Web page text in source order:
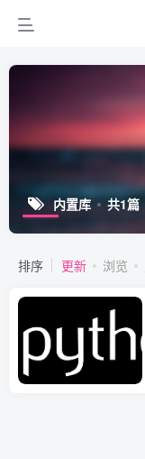
内置库 共1篇
排序 更新 浏览